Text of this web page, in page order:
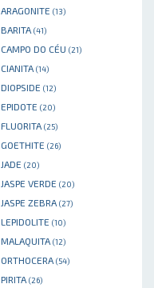
ARAGONITE (13)
BARITA (41)
CAMPO DO CÉU (21)
CIANITA (14)
DIOPSIDE (12)
EPIDOTE (20)
FLUORITA (25)
GOETHITE (26)
JADE (20)
JASPE VERDE (20)
JASPE ZEBRA (27)
LEPIDOLITE (10)
MALAQUITA (12)
ORTHOCERA (54)
PIRITA (26)